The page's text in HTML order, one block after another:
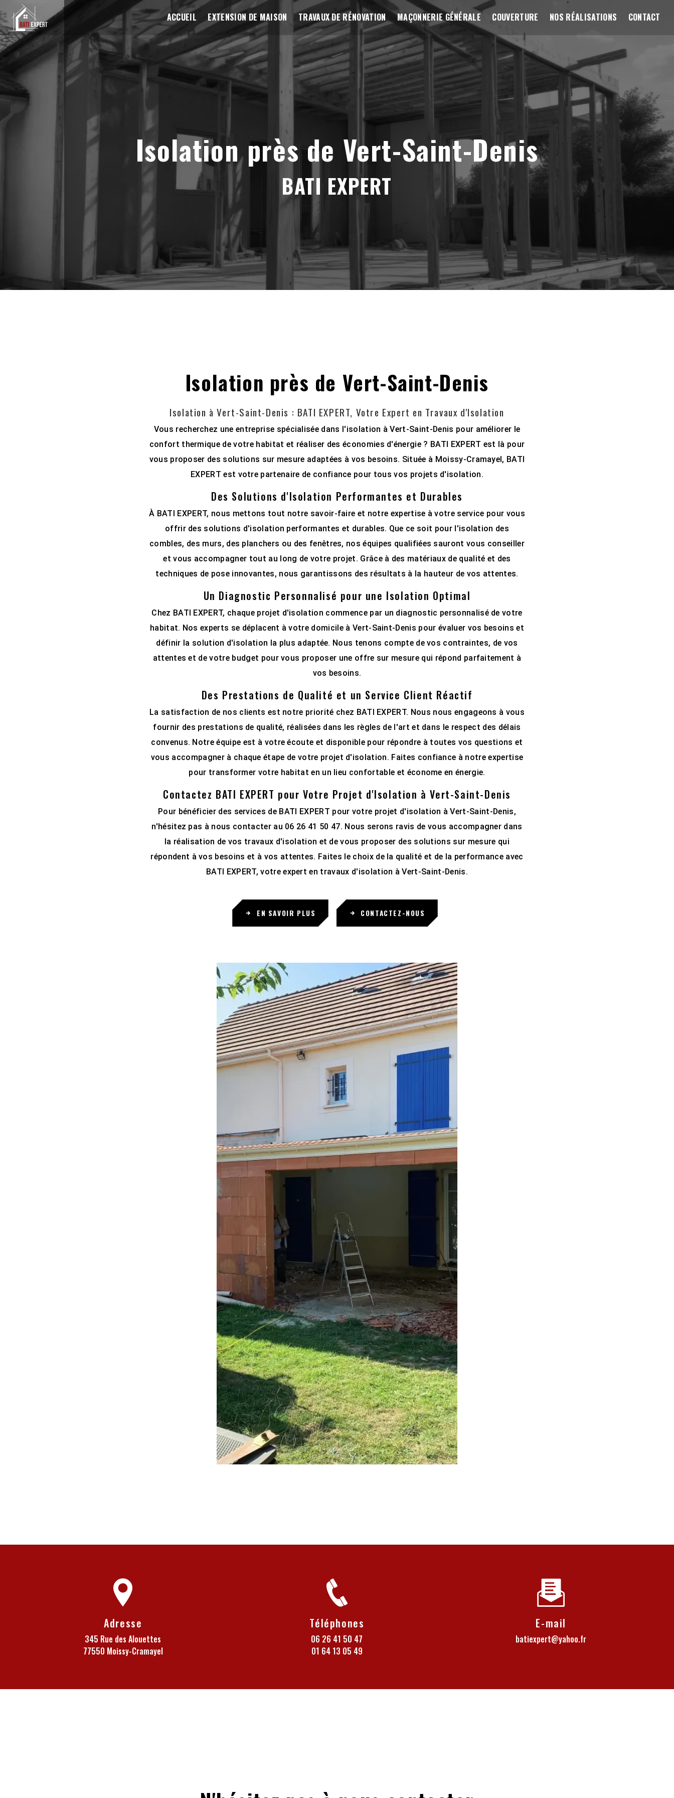
ACCUEIL EXTENSION DE MAISON TRAVAUX DE RÉNOVATION MAÇONNERIE GÉNÉRALE COUVERTURE NOS RÉALISATIONS CONTACT
Isolation près de Vert-Saint-Denis
BATI EXPERT
Isolation près de Vert-Saint-Denis
Isolation à Vert-Saint-Denis : BATI EXPERT, Votre Expert en Travaux d'Isolation
Vous recherchez une entreprise spécialisée dans l'isolation à Vert-Saint-Denis pour améliorer le
confort thermique de votre habitat et réaliser des économies d'énergie ? BATI EXPERT est là pour
vous proposer des solutions sur mesure adaptées à vos besoins. Située à Moissy-Cramayel, BATI
EXPERT est votre partenaire de confiance pour tous vos projets d'isolation.
Des Solutions d'Isolation Performantes et Durables
À BATI EXPERT, nous mettons tout notre savoir-faire et notre expertise à votre service pour vous
offrir des solutions d'isolation performantes et durables. Que ce soit pour l'isolation des
combles, des murs, des planchers ou des fenêtres, nos équipes qualifiées sauront vous conseiller
et vous accompagner tout au long de votre projet. Grâce à des matériaux de qualité et des
techniques de pose innovantes, nous garantissons des résultats à la hauteur de vos attentes.
Un Diagnostic Personnalisé pour une Isolation Optimal
Chez BATI EXPERT, chaque projet d'isolation commence par un diagnostic personnalisé de votre
habitat. Nos experts se déplacent à votre domicile à Vert-Saint-Denis pour évaluer vos besoins et
définir la solution d'isolation la plus adaptée. Nous tenons compte de vos contraintes, de vos
attentes et de votre budget pour vous proposer une offre sur mesure qui répond parfaitement à
vos besoins.
Des Prestations de Qualité et un Service Client Réactif
La satisfaction de nos clients est notre priorité chez BATI EXPERT. Nous nous engageons à vous
fournir des prestations de qualité, réalisées dans les règles de l'art et dans le respect des délais
convenus. Notre équipe est à votre écoute et disponible pour répondre à toutes vos questions et
vous accompagner à chaque étape de votre projet d'isolation. Faites confiance à notre expertise
pour transformer votre habitat en un lieu confortable et économe en énergie.
Contactez BATI EXPERT pour Votre Projet d'Isolation à Vert-Saint-Denis
Pour bénéficier des services de BATI EXPERT pour votre projet d'isolation à Vert-Saint-Denis,
n'hésitez pas à nous contacter au 06 26 41 50 47. Nous serons ravis de vous accompagner dans
la réalisation de vos travaux d'isolation et de vous proposer des solutions sur mesure qui
répondent à vos besoins et à vos attentes. Faites le choix de la qualité et de la performance avec
BATI EXPERT, votre expert en travaux d'isolation à Vert-Saint-Denis.
EN SAVOIR PLUS CONTACTEZ-NOUS
Adresse
345 Rue des Alouettes
77550 Moissy-Cramayel
Téléphones
06 26 41 50 47
01 64 13 05 49
E-mail
batiexpert@yahoo.fr
Panneau de gestion des cookies